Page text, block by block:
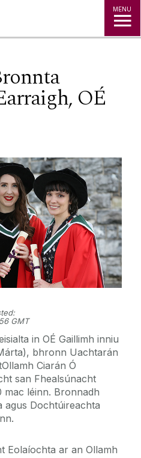
MENU
OÉ
GMT
in OÉ Gaillimh inniu
bhronn Uachtarán
Ciarán Ó
san Fhealsúnacht
mac léinn. Bronnadh
agus Dochtúireachta
Eolaíochta ar an Ollamh